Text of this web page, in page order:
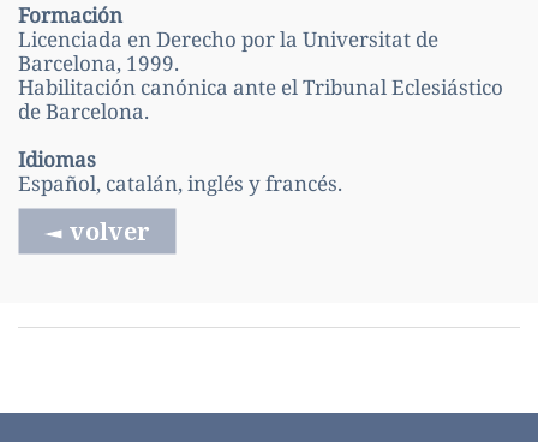
Formación
Licenciada en Derecho por la Universitat de
Barcelona, 1999.
Habilitación canónica ante el Tribunal Eclesiástico
de Barcelona.
Idiomas
Español, catalán, inglés y francés.